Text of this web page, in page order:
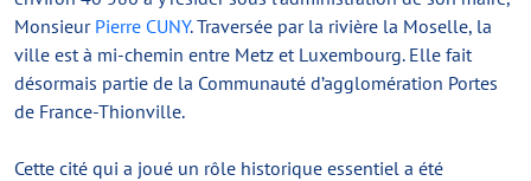
Monsieur Pierre CUNY. Traversée par la rivière la Moselle, la
ville est à mi-chemin entre Metz et Luxembourg. Elle fait
désormais partie de la Communauté d’agglomération Portes
de France-Thionville.
Cette cité qui a joué un rôle historique essentiel a été